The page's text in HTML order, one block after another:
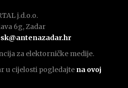
j.d.o.o.
6g, Zadar
za elektorničke medije.
u cijelosti pogledajte na ovoj